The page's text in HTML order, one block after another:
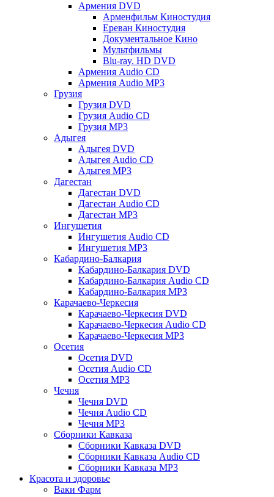
Армения DVD
Арменфильм Киностудия
Ереван Киностудия
Документальное Кино
Мультфильмы
Blu-ray. HD DVD
Армения Audio CD
Армения Audio MP3
Грузия
Грузия DVD
Грузия Audio CD
Грузия MP3
Адыгея
Адыгея DVD
Адыгея Audio CD
Адыгея MP3
Дагестан
Дагестан DVD
Дагестан Audio CD
Дагестан MP3
Ингушетия
Ингушетия Audio CD
Ингушетия MP3
Кабардино-Балкария
Кабардино-Балкария DVD
Кабардино-Балкария Audio CD
Кабардино-Балкария MP3
Карачаево-Черкесия
Карачаево-Черкесия DVD
Карачаево-Черкесия Audio CD
Карачаево-Черкесия MP3
Осетия
Осетия DVD
Осетия Audio CD
Осетия MP3
Чечня
Чечня DVD
Чечня Audio CD
Чечня MP3
Сборники Кавказа
Сборники Кавказа DVD
Сборники Кавказа Audio CD
Сборники Кавказа MP3
Красота и здоровье
Ваки Фарм